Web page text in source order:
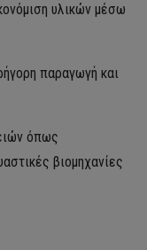
υλικών μέσω
παραγωγή και
όπως
βιομηχανίες